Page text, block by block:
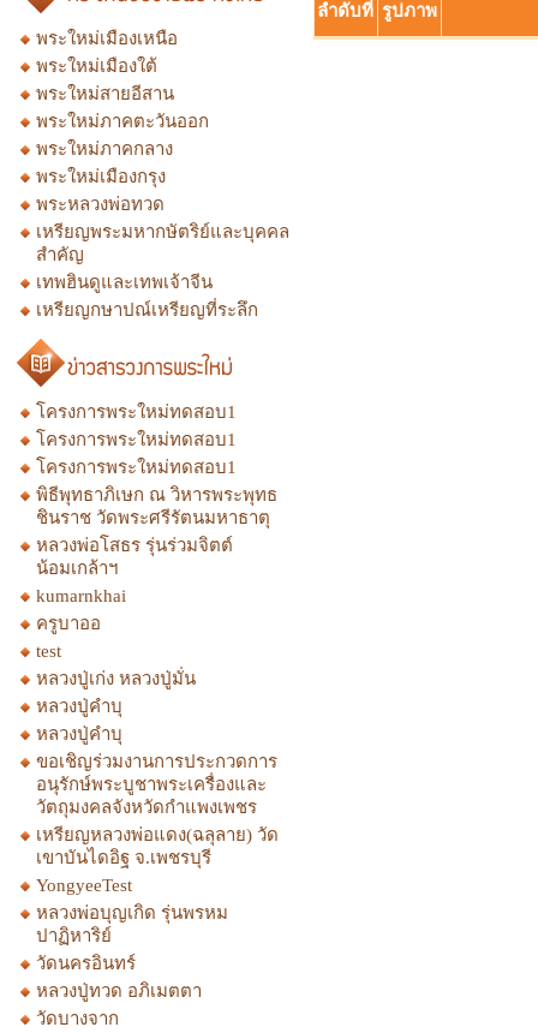
พระใหม่เมืองเหนือ
พระใหม่เมืองใต้
พระใหม่สายอีสาน
พระใหม่ภาคตะวันออก
พระใหม่ภาคกลาง
พระใหม่เมืองกรุง
พระหลวงพ่อทวด
เหรียญพระมหากษัตริย์และบุคคล
สำคัญ
เทพฮินดูและเทพเจ้าจีน
เหรียญกษาปณ์เหรียญที่ระลึก
โครงการพระใหม่ทดสอบ1
โครงการพระใหม่ทดสอบ1
โครงการพระใหม่ทดสอบ1
พิธีพุทธาภิเษก ณ วิหารพระพุทธ
ชินราช วัดพระศรีรัตนมหาธาตุ
หลวงพ่อโสธร รุ่นร่วมจิตต์
น้อมเกล้าฯ
kumarnkhai
ครูบาออ
test
หลวงปู่เก่ง หลวงปู่มั่น
หลวงปู่คำบุ
หลวงปู่คำบุ
ขอเชิญร่วมงานการประกวดการ
อนุรักษ์พระบูชาพระเครื่องและ
วัตถุมงคลจังหวัดกำแพงเพชร
เหรียญหลวงพ่อแดง(ฉลุลาย) วัด
เขาบันไดอิฐ จ.เพชรบุรี
YongyeeTest
หลวงพ่อบุญเกิด รุ่นพรหม
ปาฏิหาริย์
วัดนครอินทร์
หลวงปู่ทวด อภิเมตตา
วัดบางจาก
ลำดับที่ รูปภาพ